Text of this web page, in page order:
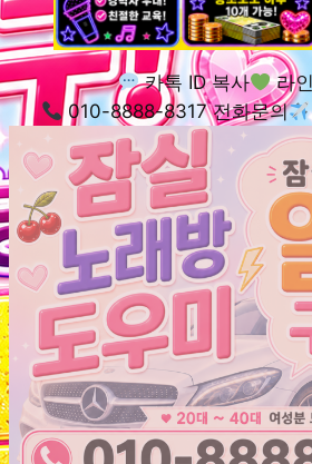
카톡 ID 복사
라
010-8888-8317 전화문의